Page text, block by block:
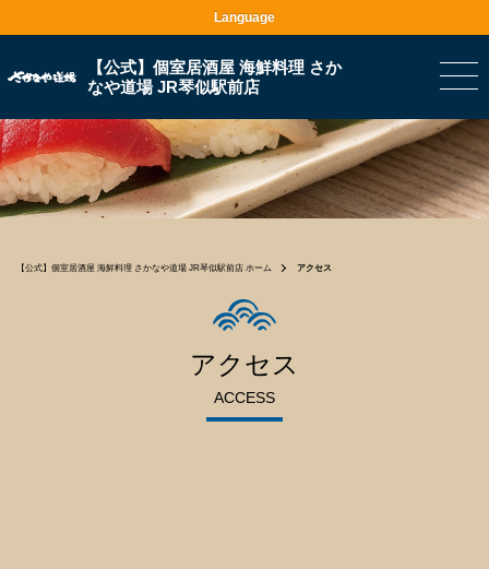
【公式】個室居酒屋 海鮮料理 さか
なや道場 JR琴似駅前店
【公式】個室居酒屋 海鮮料理 さかなや道場 JR琴似駅前店 ホーム アクセス
アクセス
ACCESS
Language